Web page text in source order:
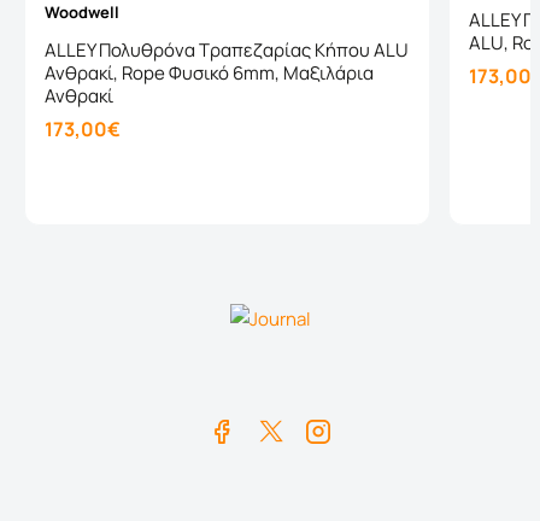
Woodwell
ALLEY Πολυθρόνα Τραπεζαρίας Κήπου ALU
Ανθρακί, Rope Φυσικό 6mm, Μαξιλάρια
Ανθρακί
173,00€
ALLEY
ALU,